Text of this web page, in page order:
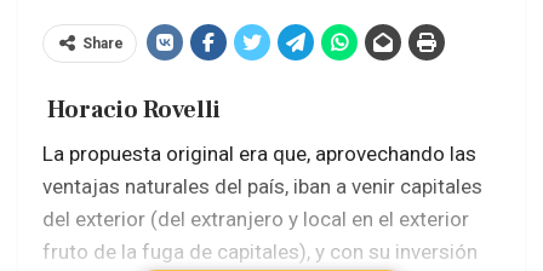
Share
Horacio Rovelli
La propuesta original era que, aprovechando las
ventajas naturales del país, iban a venir capitales
del exterior (del extranjero y local en el exterior
fruto de la fuga de capitales), y con su inversión